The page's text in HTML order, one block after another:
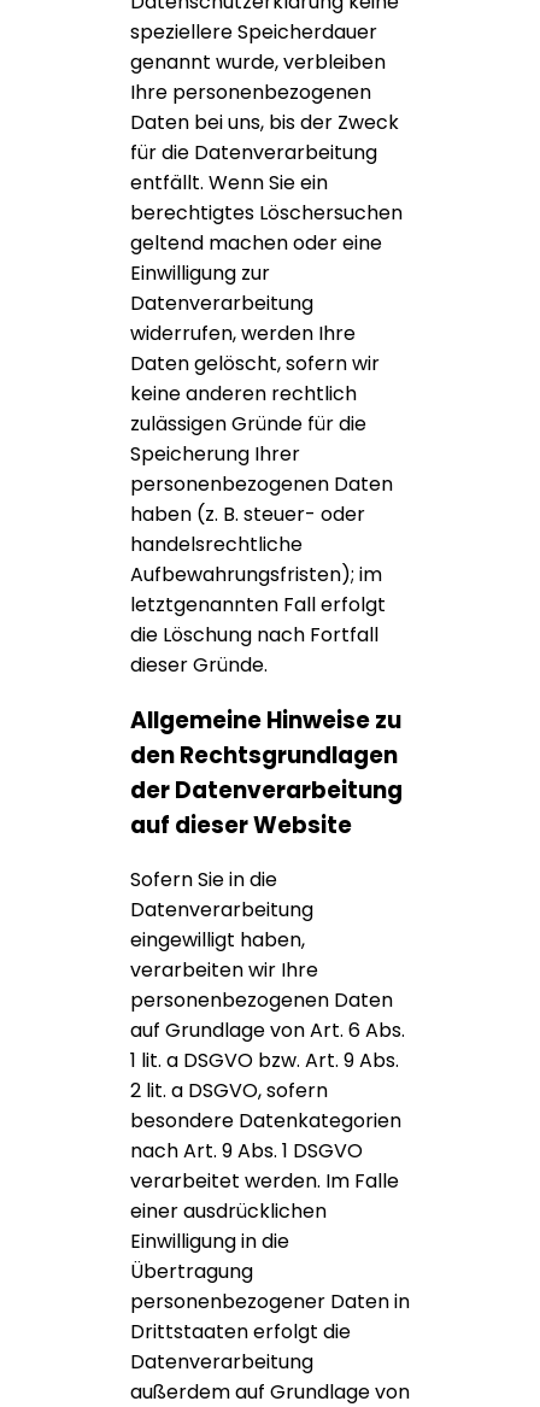
speziellere Speicherdauer
genannt wurde, verbleiben
Ihre personenbezogenen
Daten bei uns, bis der Zweck
für die Datenverarbeitung
entfällt. Wenn Sie ein
berechtigtes Löschersuchen
geltend machen oder eine
Einwilligung zur
Datenverarbeitung
widerrufen, werden Ihre
Daten gelöscht, sofern wir
keine anderen rechtlich
zulässigen Gründe für die
Speicherung Ihrer
personenbezogenen Daten
haben (z. B. steuer- oder
handelsrechtliche
Aufbewahrungsfristen); im
letztgenannten Fall erfolgt
die Löschung nach Fortfall
dieser Gründe.
Allgemeine Hinweise zu
den Rechtsgrundlagen
der Datenverarbeitung
auf dieser Website
Sofern Sie in die
Datenverarbeitung
eingewilligt haben,
verarbeiten wir Ihre
personenbezogenen Daten
auf Grundlage von Art. 6 Abs.
1 lit. a DSGVO bzw. Art. 9 Abs.
2 lit. a DSGVO, sofern
besondere Datenkategorien
nach Art. 9 Abs. 1 DSGVO
verarbeitet werden. Im Falle
einer ausdrücklichen
Einwilligung in die
Übertragung
personenbezogener Daten in
Drittstaaten erfolgt die
Datenverarbeitung
außerdem auf Grundlage von